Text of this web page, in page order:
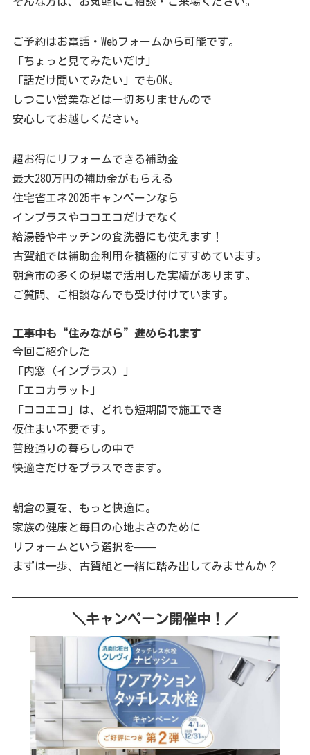
ご予約はお電話・Webフォームから可能です。
「ちょっと見てみたいだけ」
「話だけ聞いてみたい」でもOK。
しつこい営業などは一切ありませんので
安心してお越しください。
超お得にリフォームできる補助金
最大280万円の補助金がもらえる
住宅省エネ2025キャンペーンなら
インプラスやココエコだけでなく
給湯器やキッチンの食洗器にも使えます！
古賀組では補助金利用を積極的にすすめています。
朝倉市の多くの現場で活用した実績があります。
ご質問、ご相談なんでも受け付けています。
工事中も“住みながら”進められます
今回ご紹介した
「内窓（インプラス）」
「エコカラット」
「ココエコ」は、どれも短期間で施工でき
仮住まい不要です。
普段通りの暮らしの中で
快適さだけをプラスできます。
朝倉の夏を、もっと快適に。
家族の健康と毎日の心地よさのために
リフォームという選択を——
まずは一歩、古賀組と一緒に踏み出してみませんか？
＼キャンペーン開催中！／